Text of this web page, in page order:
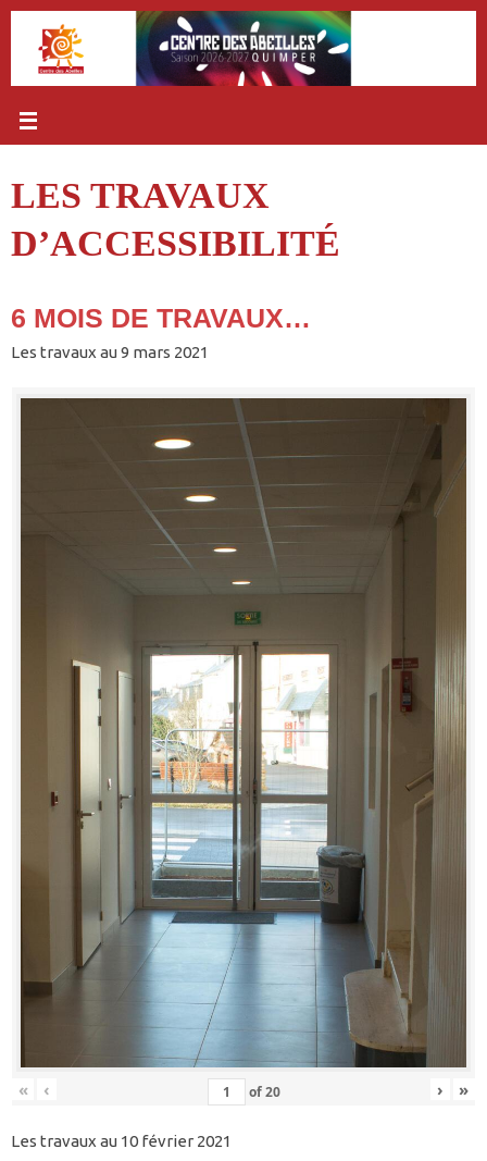
Passer
contenu
LES TRAVAUX
D’ACCESSIBILITÉ
6 MOIS DE TRAVAUX…
Les travaux au 9 mars 2021
« ‹ of20 › »
Les travaux au 10 février 2021